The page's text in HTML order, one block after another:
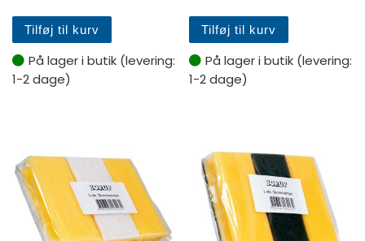
Tilføj til kurv
På lager i butik (levering:
1-2 dage)
Tilføj til kurv
På lager i butik (levering:
1-2 dage)